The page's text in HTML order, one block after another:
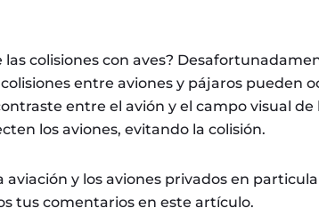
colisiones con aves?
entre aviones y pájaros pueden
entre el avión y el campo visual de
los aviones, evitando la colisión.
aviación y los aviones privados en
tus comentarios en este artículo.